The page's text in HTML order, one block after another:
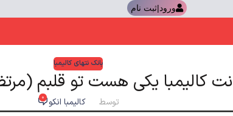
ورود|ثبت نام
بانک نتهای کالیمبا
نت کالیمبا یکی هست تو قلبم
توسط کالیمبا انکو 0